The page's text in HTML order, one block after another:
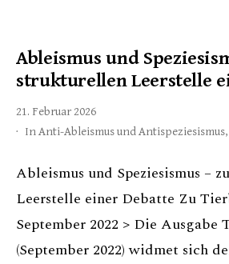
Ableismus und
strukturellen Leerstelle
21. Februar 2026
InAnti-Ableismus und Antispeziesismus,
Ableismus und Speziesismus –
Leerstelle einer Debatte Zu
September 2022 > Die Ausgabe
(September 2022) widmet sich